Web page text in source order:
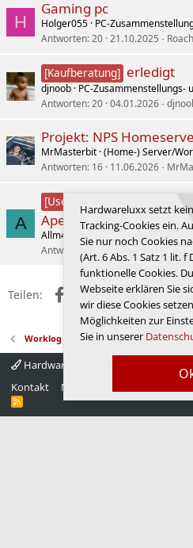
H
Gaming pc
Holger055 PC-
Antworten 20 21.10.2025
[Kaufberatung] erledigt
djnoob PC-Zusammenstellungs-
Antworten 20 04.01.2026
Projekt: NPS
MrMasterbit (Home-) Server/
Antworten 16 11.06.2026
A
[User-Review]
Apex
Allm4cht
Luftkühlung
Antworten
03.02.2026 Allm4cht
Teilen: FacebookX (Twitter)
Reddit
Worklog
Hardwareluxx 4.0
Kontakt
Nutzungsbedingungen
R
Hardwareluxx setzt
Tracking-Cookies ein.
Sie nur noch Cookies
(Art. 6 Abs. 1 Satz 1 lit. f
funktionelle Cookies.
Webseite erklären Sie
wir diese Cookies
Möglichkeiten zur
Sie in unserer